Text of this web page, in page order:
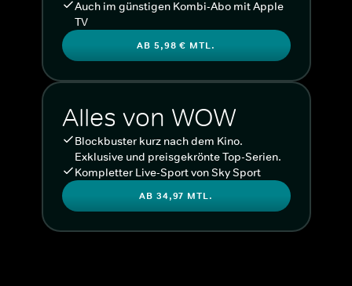
Auch im günstigen Kombi-Abo mit Apple
TV
AB 5,98 € MTL.
Alles von WOW
Blockbuster kurz nach dem Kino.
Exklusive und preisgekrönte Top-Serien.
Kompletter Live-Sport von Sky Sport
AB 34,97 MTL.